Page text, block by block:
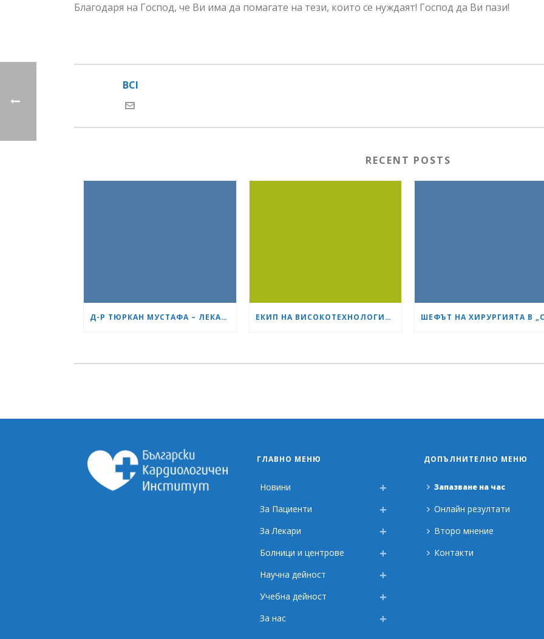
Благодаря на Господ, че Ви има да помагате на тези, които се нуждаят! Господ да Ви пази!
BCI
RECENT POSTS
Д-Р ТЮРКАН МУСТАФА – ЛЕКАРЯТ, КОГОТО БЪДЕЩИТЕ МАЙКИ В БУРГАС ЧЕСТО ПРЕПОРЪЧВАТ ЕДНА НА ДРУГА ЕКИП НА ВИСОКОТЕХНОЛОГИЧНИЯ БОЛНИЧЕН КОМПЛЕКС „СЪРЦЕ И МОЗЪК“ – ПЛЕВЕН ИЗВЪРШИ ЕДНА ОТ НАЙ-СЛОЖНИТЕ ОПЕРАЦИИ В ОНКОЛОГИЧНАТА ХИРУРГИЯ
ГЛАВНО МЕНЮ
Новини
За Пациенти
За Лекари
Болници и центрове
Научна дейност
Учебна дейност
За нас
ДОПЪЛНИТЕЛНО МЕНЮ
Запазване на час
Онлайн резултати
Второ мнение
Контакти